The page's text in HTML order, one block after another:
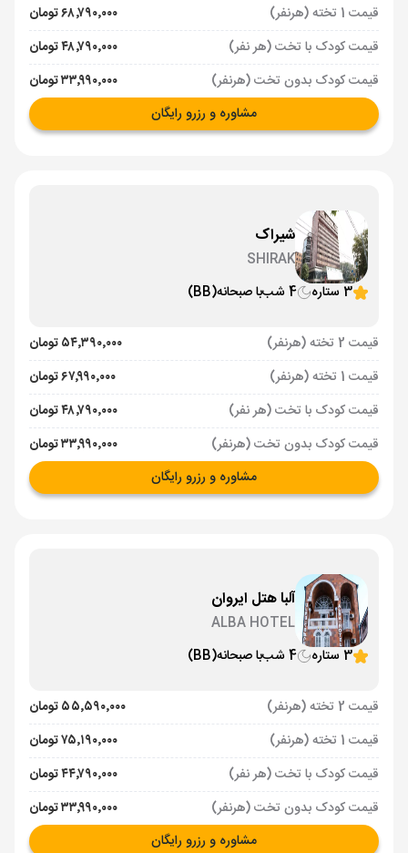
قیمت 1 تخته (هرنفر)
۶۸٬۷۹۰٬۰۰۰ تومان
قیمت کودک با تخت (هر نفر)
۴۸٬۷۹۰٬۰۰۰ تومان
قیمت کودک بدون تخت (هرنفر)
۳۳٬۹۹۰٬۰۰۰ تومان
مشاوره و رزرو رایگان
شیراک
SHIRAK
3 ستاره
4 شب با صبحانه(BB)
قیمت 2 تخته (هرنفر)
۵۴٬۳۹۰٬۰۰۰ تومان
قیمت 1 تخته (هرنفر)
۶۷٬۹۹۰٬۰۰۰ تومان
قیمت کودک با تخت (هر نفر)
۴۸٬۷۹۰٬۰۰۰ تومان
قیمت کودک بدون تخت (هرنفر)
۳۳٬۹۹۰٬۰۰۰ تومان
مشاوره و رزرو رایگان
آلبا هتل ایروان
ALBA HOTEL
3 ستاره
4 شب با صبحانه(BB)
قیمت 2 تخته (هرنفر)
۵۵٬۵۹۰٬۰۰۰ تومان
قیمت 1 تخته (هرنفر)
۷۵٬۱۹۰٬۰۰۰ تومان
قیمت کودک با تخت (هر نفر)
۴۴٬۷۹۰٬۰۰۰ تومان
قیمت کودک بدون تخت (هرنفر)
۳۳٬۹۹۰٬۰۰۰ تومان
مشاوره و رزرو رایگان